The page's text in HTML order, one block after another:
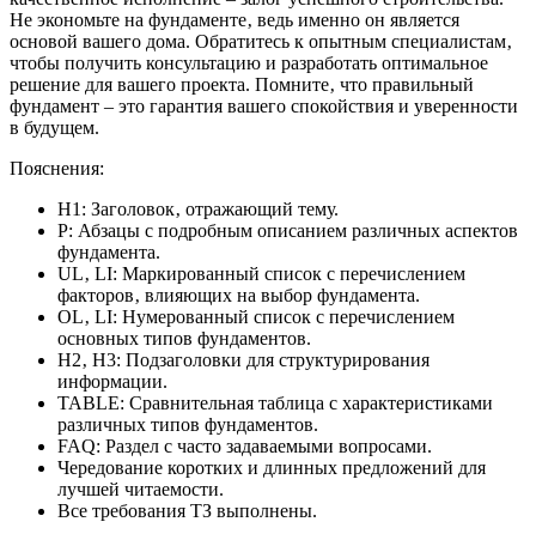
Не экономьте на фундаменте‚ ведь именно он является
основой вашего дома. Обратитесь к опытным специалистам‚
чтобы получить консультацию и разработать оптимальное
решение для вашего проекта. Помните‚ что правильный
фундамент – это гарантия вашего спокойствия и уверенности
в будущем.
Пояснения:
H1: Заголовок‚ отражающий тему.
P: Абзацы с подробным описанием различных аспектов
фундамента.
UL‚ LI: Маркированный список с перечислением
факторов‚ влияющих на выбор фундамента.
OL‚ LI: Нумерованный список с перечислением
основных типов фундаментов.
H2‚ H3: Подзаголовки для структурирования
информации.
TABLE: Сравнительная таблица с характеристиками
различных типов фундаментов.
FAQ: Раздел с часто задаваемыми вопросами.
Чередование коротких и длинных предложений для
лучшей читаемости.
Все требования ТЗ выполнены.